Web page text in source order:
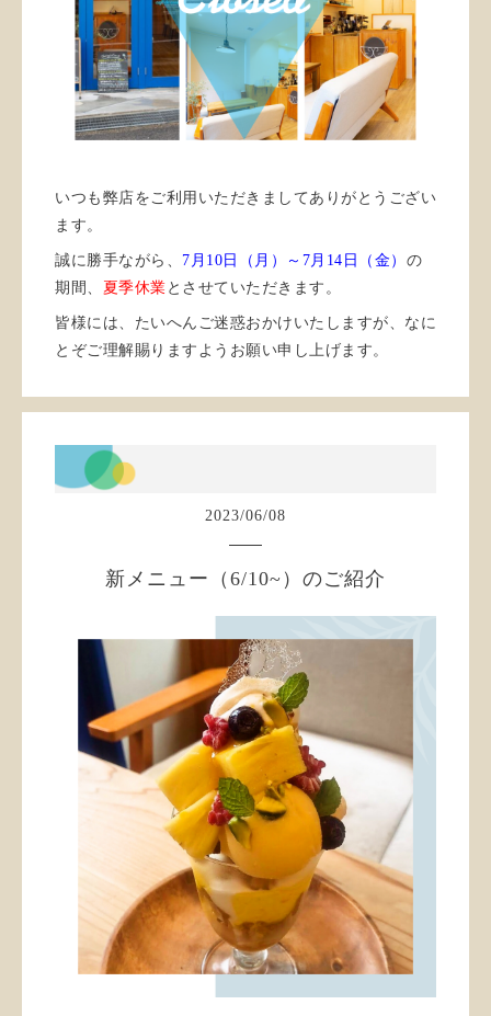
いつも弊店をご利用いただきましてありがとうござい
ます。
誠に勝手ながら、 7月10日（月）～7月14日（金） の
期間、 夏季休業 とさせていただきます。
皆様には、たいへんご迷惑おかけいたしますが、なに
とぞご理解賜りますようお願い申し上げます。
2023/06/08
新メニュー（6/10~）のご紹介